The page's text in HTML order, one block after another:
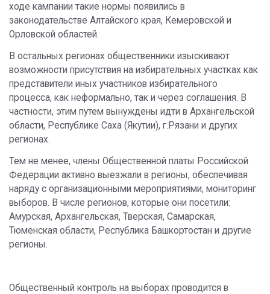
ходе кампании такие нормы появились в
законодательстве Алтайского края, Кемеровской и
Орловской областей.
В остальных регионах общественники изыскивают
возможности присутствия на избирательных участках как
представители иных участников избирательного
процесса, как неформально, так и через соглашения. В
частности, этим путем вынуждены идти в Архангельской
области, Республике Саха (Якутии), г.Рязани и других
регионах.
Тем не менее, члены Общественной платы Российской
Федерации активно выезжали в регионы, обеспечивая
наряду с организационными мероприятиями, мониторинг
выборов. В числе регионов, которые они посетили:
Амурская, Архангельская, Тверская, Самарская,
Тюменская области, Республика Башкортостан и другие
регионы.
Общественный контроль на выборах проводится в